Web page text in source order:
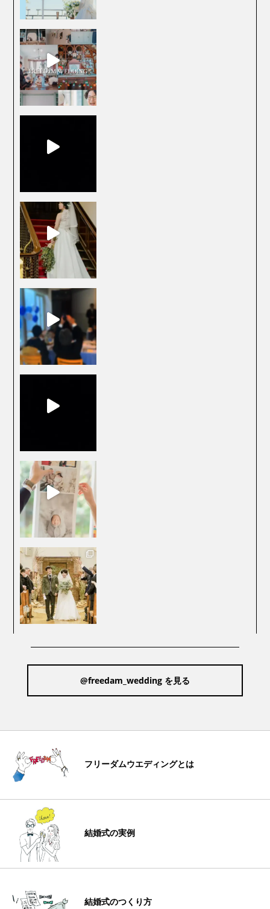
@freedam_wedding を見る
フリーダムウエディングとは
結婚式の実例
結婚式のつくり方